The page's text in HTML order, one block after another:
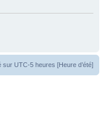
sur UTC-5 heures [Heure d’été]